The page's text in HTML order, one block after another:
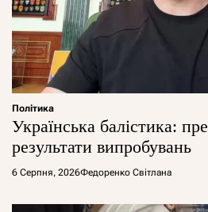
Політика
Українська балістика:
результати випробувань
6 Серпня, 2026Федоренко Світлана